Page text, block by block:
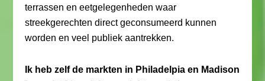
terrassen en eetgelegenheden waar
streekgerechten direct geconsumeerd kunnen
worden en veel publiek aantrekken.
Ik heb zelf de markten in Philadelpia en Madison